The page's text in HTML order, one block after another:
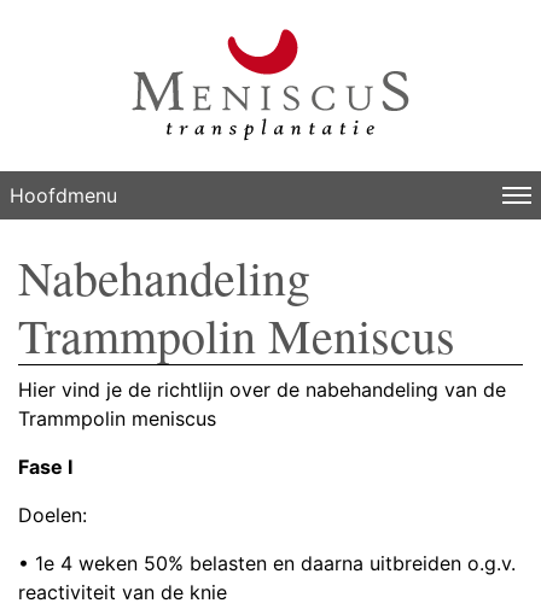
Hoofdmenu
Nabehandeling
Trammpolin Meniscus
Hier vind je de richtlijn over de nabehandeling van de
Trammpolin meniscus
Fase I
Doelen:
• 1e 4 weken 50% belasten en daarna uitbreiden o.g.v.
reactiviteit van de knie